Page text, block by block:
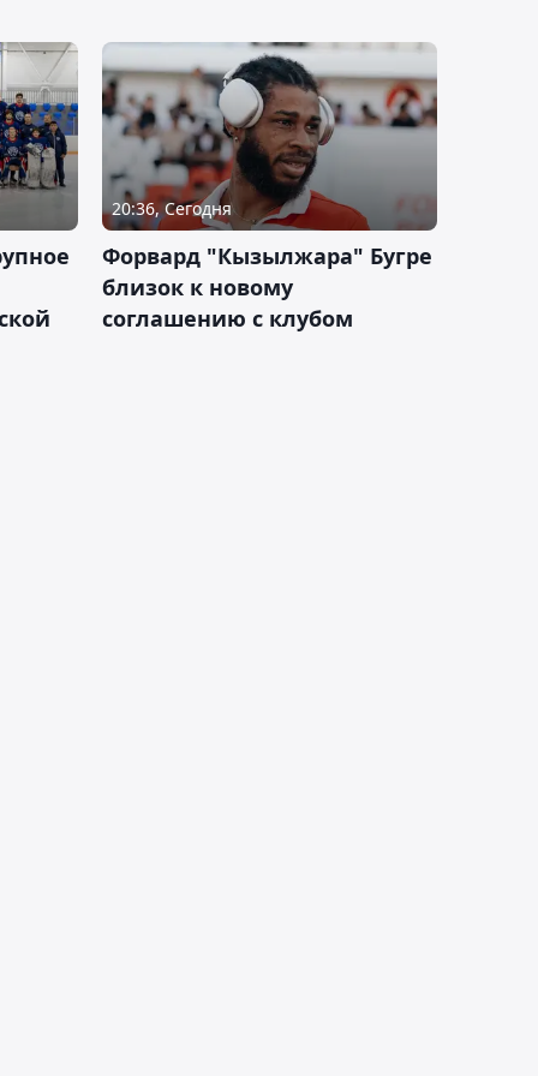
20:36, Сегодня
Форвард "Кызылжара" Бугре
близок к новому
соглашению с клубом